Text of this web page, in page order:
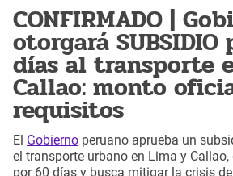
CONFIRMADO |
otorgará
días al transporte
Callao: monto
requisitos
El Gobierno peruano aprueba un
el transporte urbano en Lima y
por 60 días y busca mitigar la crisis